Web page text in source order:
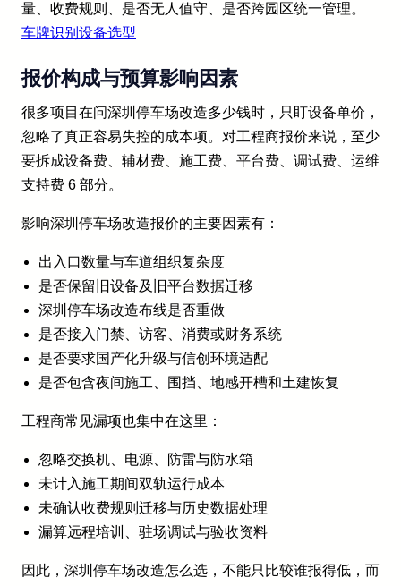
量、收费规则、是否无人值守、是否跨园区统一管理。
车牌识别设备选型
报价构成与预算影响因素
很多项目在问深圳停车场改造多少钱时，只盯设备单价，
忽略了真正容易失控的成本项。对工程商报价来说，至少
要拆成设备费、辅材费、施工费、平台费、调试费、运维
支持费 6 部分。
影响深圳停车场改造报价的主要因素有：
出入口数量与车道组织复杂度
是否保留旧设备及旧平台数据迁移
深圳停车场改造布线是否重做
是否接入门禁、访客、消费或财务系统
是否要求国产化升级与信创环境适配
是否包含夜间施工、围挡、地感开槽和土建恢复
工程商常见漏项也集中在这里：
忽略交换机、电源、防雷与防水箱
未计入施工期间双轨运行成本
未确认收费规则迁移与历史数据处理
漏算远程培训、驻场调试与验收资料
因此，深圳停车场改造怎么选，不能只比较谁报得低，而